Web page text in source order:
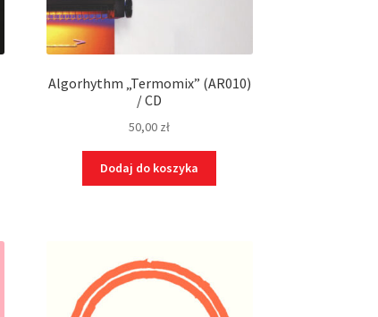
Algorhythm „Termomix” (AR010)
/ CD
50,00 zł
Dodaj do koszyka